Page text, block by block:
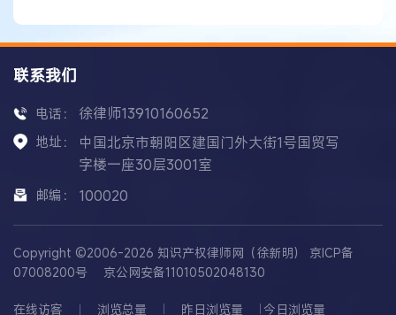
联系我们
电话： 徐律师13910160652
地址：
中国北京市朝阳区建国门外大街1号国贸写
字楼一座30层3001室
邮编： 100020
Copyright ©2006-2026 知识产权律师网（徐新明） 京ICP备
07008200号
京公网安备11010502048130
在线访客 浏览总量 昨日浏览量 今日浏览量